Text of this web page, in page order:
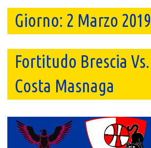
Giorno: 2 Marzo 2019
Fortitudo Brescia
Costa Masnaga